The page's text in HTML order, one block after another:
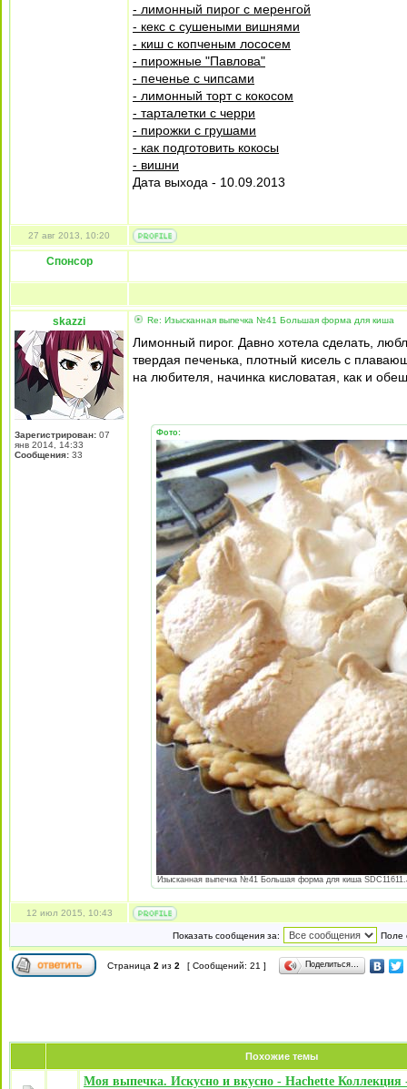
- лимонный пирог с меренгой
- кекс с сушеными вишнями
- киш с копченым лососем
- пирожные "Павлова"
- печенье с чипсами
- лимонный торт с кокосом
- тарталетки с черри
- пирожки с грушами
- как подготовить кокосы
- вишни
Дата выхода - 10.09.2013
27 авг 2013, 10:20
Спонсор
skazzi
Зарегистрирован: 07
янв 2014, 14:33
Сообщения: 33
Re: Изысканная выпечка №41 Большая форма для киша
Лимонный пирог. Давно хотела сделать,
твердая печенька, плотный кисель с
на любителя, начинка кисловатая, как и
Фото:
Изысканная выпечка №41 Большая форма для киша
12 июл 2015, 10:43
Показать сообщения за: Поле
Страница 2 из 2 [ Сообщений: 21 ] Поделиться…
Похожие темы
Моя выпечка. Искусно и вкусно - Hachette Коллекция